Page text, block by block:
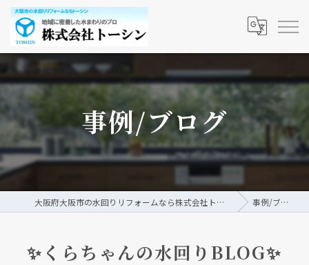
事例/ブログ
大阪府大阪市の水回りリフォームなら株式会社トーシン 事例/ブログ
✨くらちゃんの水回りBLOG✨